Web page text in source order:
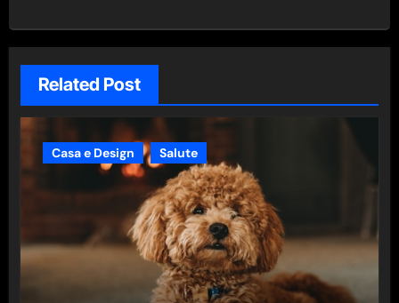
Related Post
Casa e Design Salute